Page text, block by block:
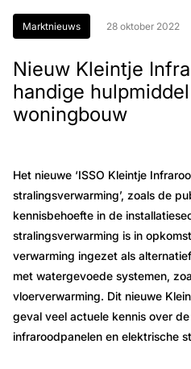
Marktnieuws 28 oktober 2022
Nieuw Kleintje
handige
woningbouw
Het nieuwe ‘ISSO Kleintje
stralingsverwarming’, zoals de
kennisbehoefte in de
stralingsverwarming is in
verwarming ingezet als
met watergevoede systemen,
vloerverwarming. Dit nieuwe
geval veel actuele kennis over
infraroodpanelen en elektrische